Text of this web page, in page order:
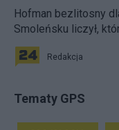
Hofman bezlitosny
Smoleńsku liczył,
Redakcja
Tematy GPS